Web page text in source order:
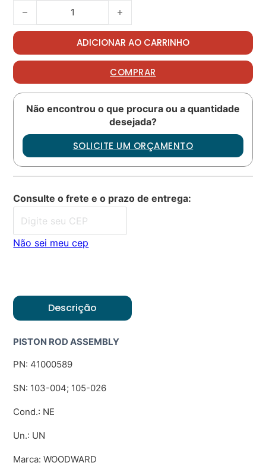
Piston rod assembly PN: 41000589 quantidade
ADICIONAR AO CARRINHO
COMPRAR
Não encontrou o que procura ou a quantidade
desejada?
SOLICITE UM ORÇAMENTO
Consulte o frete e o prazo de entrega:
Não sei meu cep
Descrição
PISTON ROD ASSEMBLY
PN: 41000589
SN: 103-004; 105-026
Cond.: NE
Un.: UN
Marca: WOODWARD